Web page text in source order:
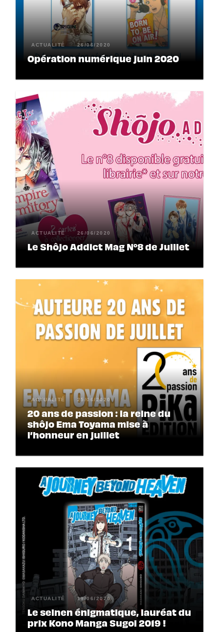
ACTUALITÉ 26/06/2020
Opération numérique juin 2020
ACTUALITÉ 26/06/2020
Le Shôjo Addict Mag N°8 de Juillet
ACTUALITÉ 25/06/2020
20 ans de passion : la reine du
shôjo Ema Toyama mise à
l’honneur en juillet
ACTUALITÉ 19/06/2020
Le seinen énigmatique, lauréat du
prix Kono Manga Sugoi 2019 !